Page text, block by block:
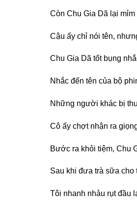
Còn Chu Gia Dã lại
Cậu ấy chỉ nói tên,
Chu Gia Dã tốt bụng
Nhắc đến tên của bộ
Những người khác bị
Cô ấy chợt nhận ra
Bước ra khỏi tiệm, Chu
Sau khi đưa trà sữa cho
Tôi nhanh nhảu rụt đầu